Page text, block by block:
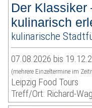
Der Klassiker
kulinarisch
kulinarische
07.08.2026 bis
(mehrere Einzeltermine im
Leipzig Food Tours
Treff/Ort: Richard-